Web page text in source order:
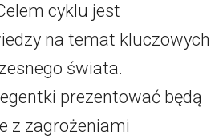
cyklu jest
na temat kluczowych
świata.
prezentować będą
z zagrożeniami